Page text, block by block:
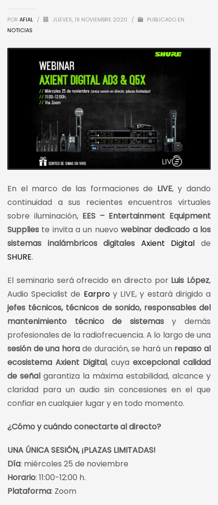
POR AFIAL / JUEVES, 19 NOVIEMBRE 2020 /
PUBLICADO EN
NOTICIAS
En el marco de las formaciones de LIVE, y dando
continuidad a sus recientes encuentros virtuales
sobre iluminación, EES – Entertainment Equipment
Supplies te invita a un nuevo webinar dedicado a los
sistemas inalámbricos digitales Axient Digital de
SHURE.
El seminario será ofrecido en directo por Luis López,
Audio Specialist de Earproy LIVE, y estará dirigido a
jefes técnicos, técnicos de sonido, responsables del
mantenimiento técnico de sistemasy demás
profesionales de la radiofrecuencia. A lo largo de una
sesión de una hora de duración, se hará un repaso al
ecosistema Axient Digital, cuyaexcepcional calidad
de señal garantiza la máxima estabilidad, alcance y
claridad para un audio sin concesiones en el que
confiar en cualquier lugar y en todo momento.
¿Cómo y cuándo conectarte al directo?
UNA ÚNICA SESIÓN, ¡PLAZAS LIMITADAS!
Día: miércoles 25 de noviembre
Horario: 11:00-12:00 h.
Plataforma: Zoom